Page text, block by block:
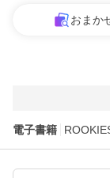
おまか
電子書籍